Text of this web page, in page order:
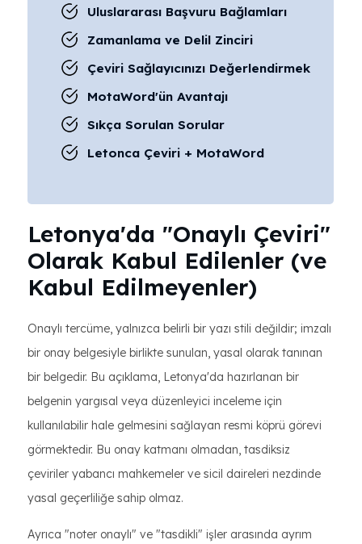
Uluslararası Başvuru Bağlamları
Zamanlama ve Delil Zinciri
Çeviri Sağlayıcınızı Değerlendirmek
MotaWord'ün Avantajı
Sıkça Sorulan Sorular
Letonca Çeviri + MotaWord
Letonya'da "Onaylı Çeviri"
Olarak Kabul Edilenler (ve
Kabul Edilmeyenler)
Onaylı tercüme, yalnızca belirli bir yazı stili değildir; imzalı
bir onay belgesiyle birlikte sunulan, yasal olarak tanınan
bir belgedir. Bu açıklama, Letonya'da hazırlanan bir
belgenin yargısal veya düzenleyici inceleme için
kullanılabilir hale gelmesini sağlayan resmi köprü görevi
görmektedir. Bu onay katmanı olmadan, tasdiksiz
çeviriler yabancı mahkemeler ve sicil daireleri nezdinde
yasal geçerliliğe sahip olmaz.
Ayrıca "noter onaylı" ve "tasdikli" işler arasında ayrım